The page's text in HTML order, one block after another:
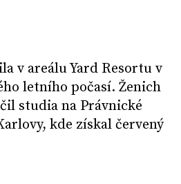
v areálu Yard Resortu v
letního počasí. Ženich
studia na Právnické
kde získal červený